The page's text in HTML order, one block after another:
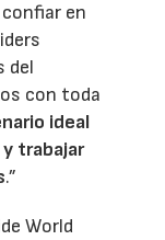
en
del
con toda
ideal
trabajar
.”
World